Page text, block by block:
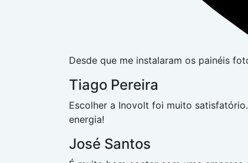
Desde que me instalaram os painéis
Tiago Pereira
Escolher a Inovolt foi muito
energia!
José Santos